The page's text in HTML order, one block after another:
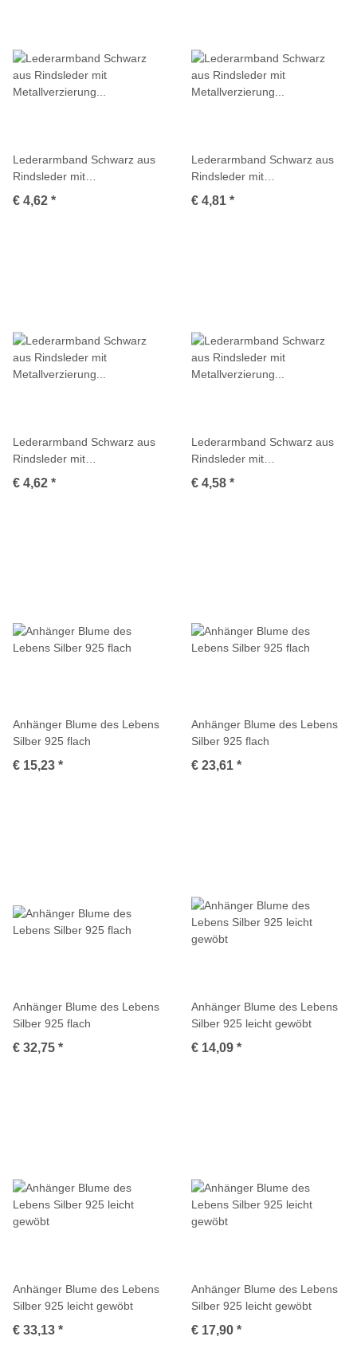
Lederarmband Schwarz aus
Rindsleder mit
Metallverzierung Kreuz
€ 4,62 *
Lederarmband Schwarz aus
Rindsleder mit
Metallverzierung Raute
€ 4,81 *
Lederarmband Schwarz aus
Rindsleder mit
Metallverzierung Stern
€ 4,62 *
Lederarmband Schwarz aus
Rindsleder mit
Metallverzierung Totenkopf
€ 4,58 *
Anhänger Blume des Lebens
Silber 925 flach
€ 15,23 *
Anhänger Blume des Lebens
Silber 925 flach
€ 23,61 *
Anhänger Blume des Lebens
Silber 925 flach
€ 32,75 *
Anhänger Blume des Lebens
Silber 925 leicht gewöbt
€ 14,09 *
Anhänger Blume des Lebens
Silber 925 leicht gewöbt
€ 33,13 *
Anhänger Blume des Lebens
Silber 925 leicht gewöbt
€ 17,90 *